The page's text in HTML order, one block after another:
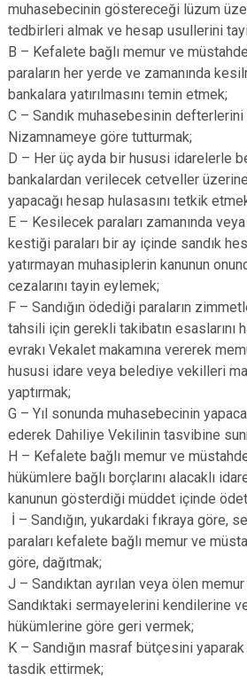
muhasebecinin göstereceği lüzum
tedbirleri almak ve hesap usullerini
B – Kefalete bağlı memur ve
paraların her yerde ve zamanında
bankalara yatırılmasını temin etmek;
C – Sandık muhasebesinin defterlerini
Nizamnameye göre tutturmak;
D – Her üç ayda bir hususi idarelerle
bankalardan verilecek cetveller
yapacağı hesap hulasasını tetkik
E – Kesilecek paraları zamanında
kestiği paraları bir ay içinde sandık
yatırmayan muhasiplerin kanunun
cezalarını tayin eylemek;
F – Sandığın ödediği paraların
tahsili için gerekli takibatın esaslarını
evrakı Vekalet makamına vererek
hususi idare veya belediye vekilleri
yaptırmak;
G – Yıl sonunda muhasebecinin
ederek Dahiliye Vekilinin tasvibine
H – Kefalete bağlı memur ve
hükümlere bağlı borçlarını alacaklı
kanunun gösterdiği müddet içinde
İ – Sandığın, yukardaki fıkraya göre,
paraları kefalete bağlı memur ve
göre, dağıtmak;
J – Sandıktan ayrılan veya ölen
Sandıktaki sermayelerini kendilerine
hükümlerine göre geri vermek;
K – Sandığın masraf bütçesini
tasdik ettirmek;